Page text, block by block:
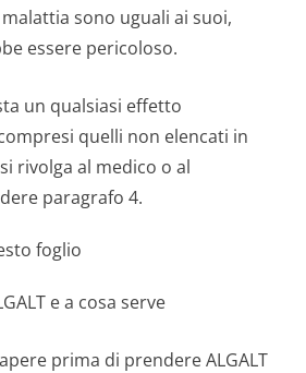
sono uguali ai suoi,
essere pericoloso.
un qualsiasi effetto
quelli non elencati in
rivolga al medico o al
paragrafo 4.
foglio
e a cosa serve
prima di prendere ALGALT